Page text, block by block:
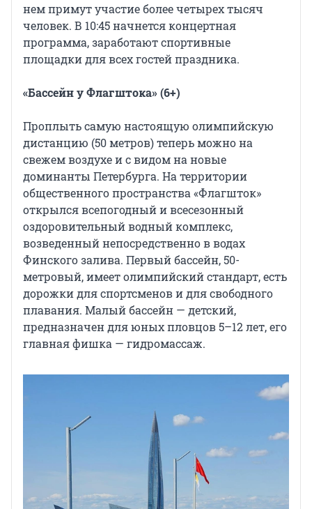
нем примут участие более четырех тысяч
человек. В 10:45 начнется концертная
программа, заработают спортивные
площадки для всех гостей праздника.
«Бассейн у Флагштока» (6+)
Проплыть самую настоящую олимпийскую
дистанцию (50 метров) теперь можно на
свежем воздухе и с видом на новые
доминанты Петербурга. На территории
общественного пространства «Флагшток»
открылся всепогодный и всесезонный
оздоровительный водный комплекс,
возведенный непосредственно в водах
Финского залива. Первый бассейн, 50-
метровый, имеет олимпийский стандарт, есть
дорожки для спортсменов и для свободного
плавания. Малый бассейн — детский,
предназначен для юных пловцов 5–12 лет, его
главная фишка — гидромассаж.